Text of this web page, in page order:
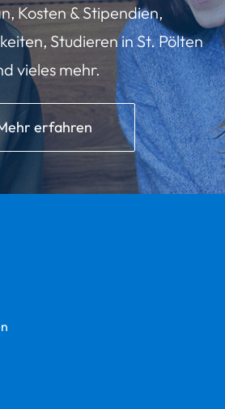
Kosten & Stipendien,
Studieren in St. Pölten
vieles mehr.
erfahren